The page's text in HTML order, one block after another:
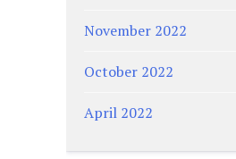
November 2022
October 2022
April 2022